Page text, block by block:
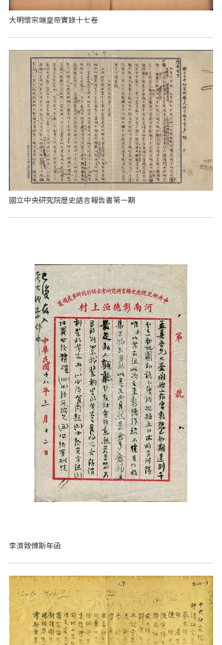
大明懷宗端皇帝實錄十七卷
國立中央研究院歷史語言報告書第一期
李濟致傅斯年函